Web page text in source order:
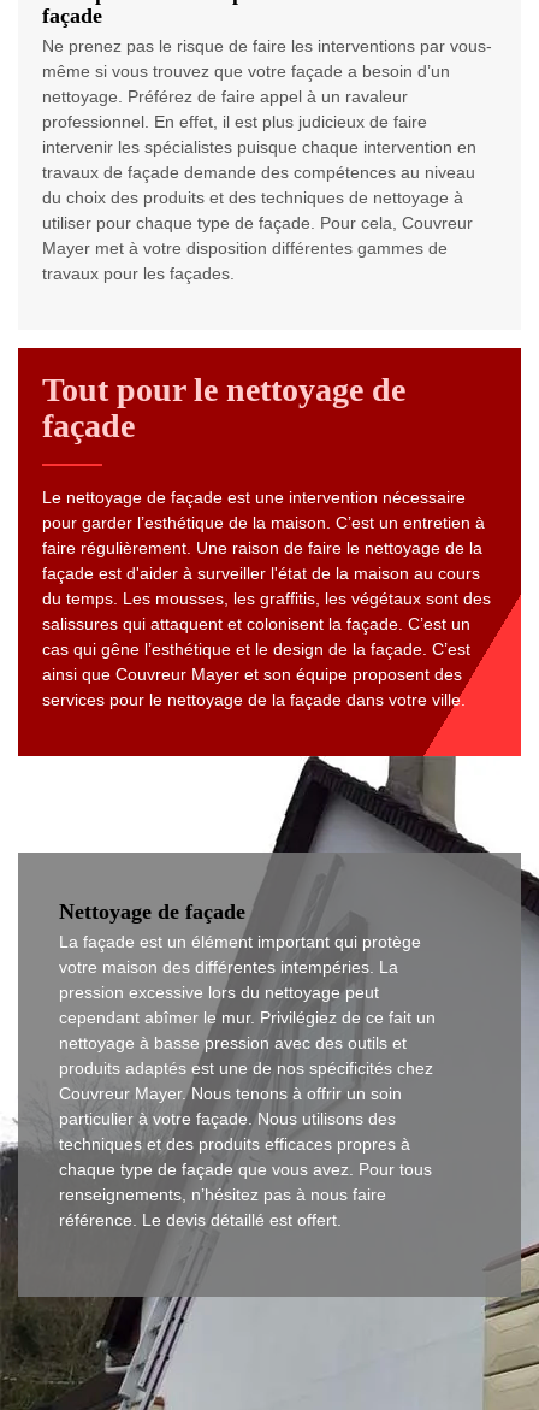
façade
Ne prenez pas le risque de faire les interventions par vous-
même si vous trouvez que votre façade a besoin d’un
nettoyage. Préférez de faire appel à un ravaleur
professionnel. En effet, il est plus judicieux de faire
intervenir les spécialistes puisque chaque intervention en
travaux de façade demande des compétences au niveau
du choix des produits et des techniques de nettoyage à
utiliser pour chaque type de façade. Pour cela, Couvreur
Mayer met à votre disposition différentes gammes de
travaux pour les façades.
Tout pour le nettoyage de
façade
Le nettoyage de façade est une intervention nécessaire
pour garder l’esthétique de la maison. C’est un entretien à
faire régulièrement. Une raison de faire le nettoyage de la
façade est d'aider à surveiller l'état de la maison au cours
du temps. Les mousses, les graffitis, les végétaux sont des
salissures qui attaquent et colonisent la façade. C’est un
cas qui gêne l’esthétique et le design de la façade. C’est
ainsi que Couvreur Mayer et son équipe proposent des
services pour le nettoyage de la façade dans votre ville.
Nettoyage de façade
La façade est un élément important qui protège
votre maison des différentes intempéries. La
pression excessive lors du nettoyage peut
cependant abîmer le mur. Privilégiez de ce fait un
nettoyage à basse pression avec des outils et
produits adaptés est une de nos spécificités chez
Couvreur Mayer. Nous tenons à offrir un soin
particulier à votre façade. Nous utilisons des
techniques et des produits efficaces propres à
chaque type de façade que vous avez. Pour tous
renseignements, n’hésitez pas à nous faire
référence. Le devis détaillé est offert.